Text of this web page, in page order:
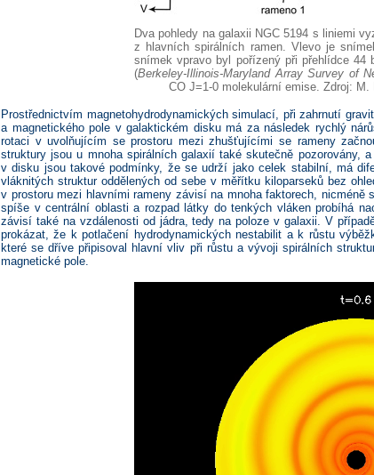
Dva pohledy na galaxii NGC 5194 s liniemi
z hlavních spirálních ramen. Vlevo je
snímek vpravo byl pořízený při přehlídce 44
(Berkeley-Illinois-Maryland Array Survey of
CO J=1-0 molekulární emise. Zdroj: M.
Prostřednictvím magnetohydrodynamických simulací, při zahrnutí
a magnetického pole v galaktickém disku má za následek rychlý
rotaci v uvolňujícím se prostoru mezi zhušťujícími se rameny
struktury jsou u mnoha spirálních galaxií také skutečně
v disku jsou takové podmínky, že se udrží jako celek stabilní, má
vláknitých struktur oddělených od sebe v měřítku kiloparseků bez
v prostoru mezi hlavními rameny závisí na mnoha faktorech,
spíše v centrální oblasti a rozpad látky do tenkých vláken probíhá
závisí také na vzdálenosti od jádra, tedy na poloze v galaxii. V
prokázat, že k potlačení hydrodynamických nestabilit a k růstu
které se dříve připisoval hlavní vliv při růstu a vývoji spirálních
magnetické pole.